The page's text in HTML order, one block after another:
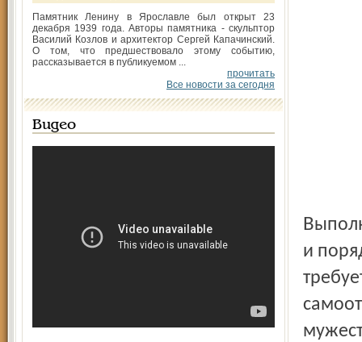
Памятник Ленину в Ярославле был открыт 23
декабря 1939 года. Авторы памятника - скульптор
Василий Козлов и архитектор Сергей Капачинский.
О том, что предшествовало этому событию,
рассказывается в публикуемом ...
прочитать
Все новости за сегодня
Видео
Выполнение высокого долга по обеспечению законности
и